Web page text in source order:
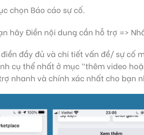
chọn Báo cáo sự cố.
hãy Điền nội dung cần hỗ trợ =>
đầy đủ và chi tiết vấn đề/ sự cố
cụ thể nhất ở mục “thêm video
nhanh và chính xác nhất cho bạn